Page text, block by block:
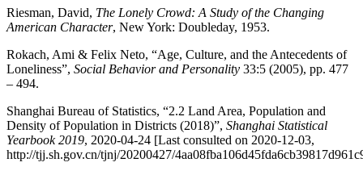
Riesman, David, The Lonely Crowd: A Study of the Changing
American Character, New York: Doubleday, 1953.
Rokach, Ami & Felix Neto, “Age, Culture, and the Antecedents of
Loneliness”, Social Behavior and Personality 33:5 (2005), pp. 477
– 494.
Shanghai Bureau of Statistics, “2.2 Land Area, Population and
Density of Population in Districts (2018)”, Shanghai Statistical
Yearbook 2019, 2020-04-24 [Last consulted on 2020-12-03,
http://tjj.sh.gov.cn/tjnj/20200427/